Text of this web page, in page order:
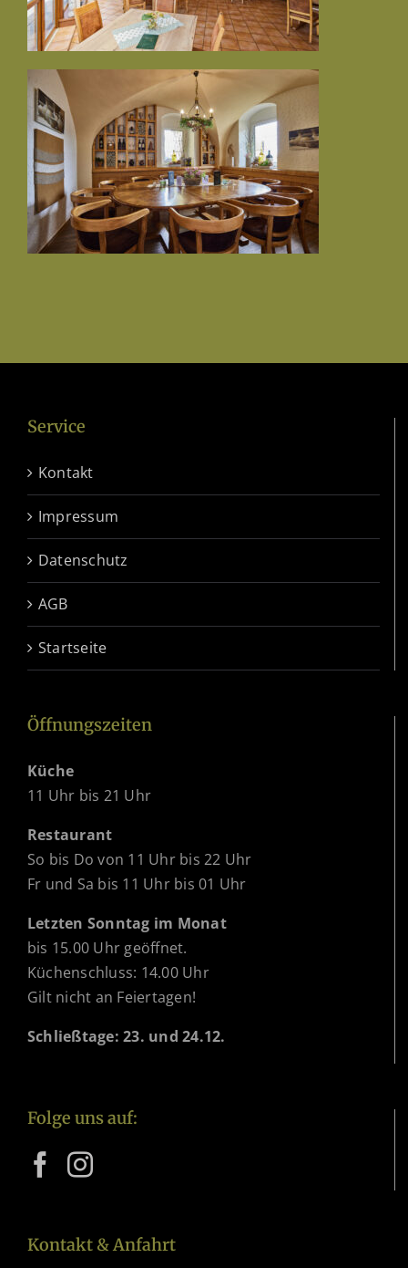
Service
Kontakt
Impressum
Datenschutz
AGB
Startseite
Öffnungszeiten
Küche
11 Uhr bis 21 Uhr
Restaurant
So bis Do von 11 Uhr bis 22 Uhr
Fr und Sa bis 11 Uhr bis 01 Uhr
Letzten Sonntag im Monat
bis 15.00 Uhr geöffnet.
Küchenschluss: 14.00 Uhr
Gilt nicht an Feiertagen!
Schließtage: 23. und 24.12.
Folge uns auf:
Kontakt & Anfahrt